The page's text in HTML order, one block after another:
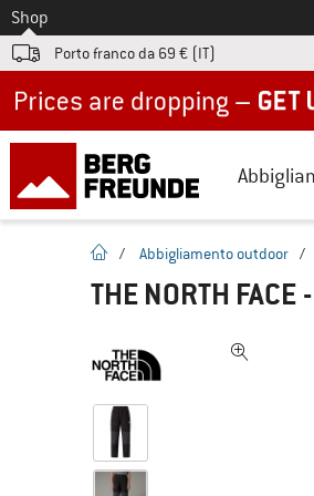
Allo
Shop
Porto franco da 69 € (IT)
pagina iniziale
/ Abbigliamento outdoor /
THE NORTH FACE -